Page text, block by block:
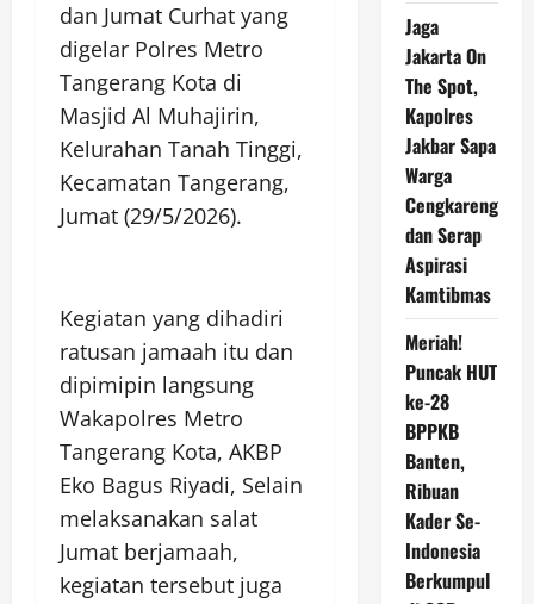
dan Jumat Curhat yang
digelar Polres Metro
Tangerang Kota di
Masjid Al Muhajirin,
Kelurahan Tanah Tinggi,
Kecamatan Tangerang,
Jumat (29/5/2026).
Kegiatan yang dihadiri
ratusan jamaah itu dan
dipimipin langsung
Wakapolres Metro
Tangerang Kota, AKBP
Eko Bagus Riyadi, Selain
melaksanakan salat
Jumat berjamaah,
kegiatan tersebut juga
Jaga
Jakarta On
The Spot,
Kapolres
Jakbar Sapa
Warga
Cengkareng
dan Serap
Aspirasi
Kamtibmas
Meriah!
Puncak HUT
ke-28
BPPKB
Banten,
Ribuan
Kader Se-
Indonesia
Berkumpul